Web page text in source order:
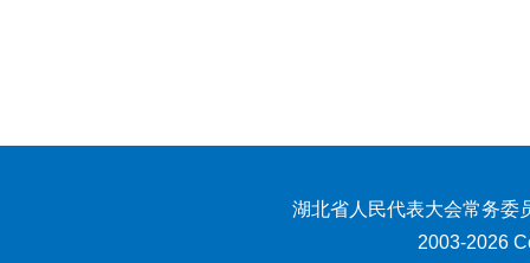
湖北省人民代表大会常务委
2003-2026